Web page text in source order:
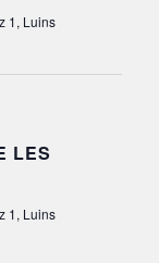
1, Luins
LES
1, Luins